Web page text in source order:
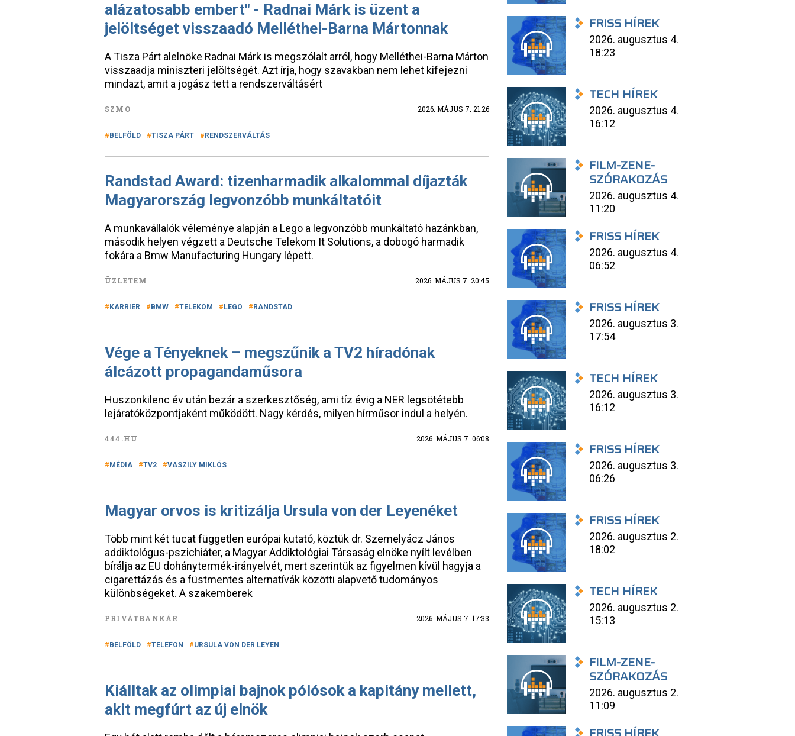
alázatosabb embert" - Radnai Márk is üzent a
jelöltséget visszaadó Melléthei-Barna Mártonnak
A Tisza Párt alelnöke Radnai Márk is megszólalt arról, hogy Melléthei-Barna Márton
visszaadja miniszteri jelöltségét. Azt írja, hogy szavakban nem lehet kifejezni
mindazt, amit a jogász tett a rendszerváltásért
SZMO 2026. MÁJUS 7. 21:26
BELFÖLD TISZA PÁRT RENDSZERVÁLTÁS
Randstad Award: tizenharmadik alkalommal díjazták
Magyarország legvonzóbb munkáltatóit
A munkavállalók véleménye alapján a Lego a legvonzóbb munkáltató hazánkban,
második helyen végzett a Deutsche Telekom It Solutions, a dobogó harmadik
fokára a Bmw Manufacturing Hungary lépett.
ÜZLETEM 2026. MÁJUS 7. 20:45
KARRIER BMW TELEKOM LEGO RANDSTAD
Vége a Tényeknek – megszűnik a TV2 híradónak
álcázott propagandaműsora
Huszonkilenc év után bezár a szerkesztőség, ami tíz évig a NER legsötétebb
lejáratóközpontjaként működött. Nagy kérdés, milyen hírműsor indul a helyén.
444.HU 2026. MÁJUS 7. 06:08
MÉDIA TV2 VASZILY MIKLÓS
Magyar orvos is kritizálja Ursula von der Leyenéket
Több mint két tucat független európai kutató, köztük dr. Szemelyácz János
addiktológus-pszichiáter, a Magyar Addiktológiai Társaság elnöke nyílt levélben
bírálja az EU dohánytermék-irányelvét, mert szerintük az figyelmen kívül hagyja a
cigarettázás és a füstmentes alternatívák közötti alapvető tudományos
különbségeket. A szakemberek
PRIVÁTBANKÁR 2026. MÁJUS 7. 17:33
BELFÖLD TELEFON URSULA VON DER LEYEN
Kiálltak az olimpiai bajnok pólósok a kapitány mellett,
akit megfúrt az új elnök
FRISS HÍREK
2026. augusztus 4.
18:23
TECH HÍREK
2026. augusztus 4.
16:12
FILM-ZENE-
SZÓRAKOZÁS
2026. augusztus 4.
11:20
FRISS HÍREK
2026. augusztus 4.
06:52
FRISS HÍREK
2026. augusztus 3.
17:54
TECH HÍREK
2026. augusztus 3.
16:12
FRISS HÍREK
2026. augusztus 3.
06:26
FRISS HÍREK
2026. augusztus 2.
18:02
TECH HÍREK
2026. augusztus 2.
15:13
FILM-ZENE-
SZÓRAKOZÁS
2026. augusztus 2.
11:09